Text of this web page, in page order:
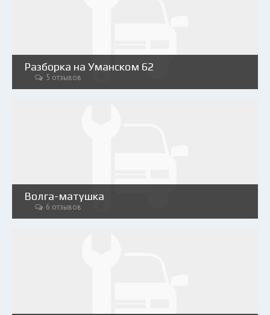
Разборка на Уманском 62
5 отзывов
Волга-матушка
6 отзывов